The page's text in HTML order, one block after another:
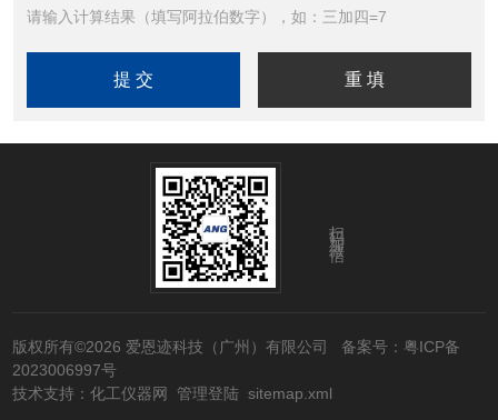
请输入计算结果（填写阿拉伯数字），如：三加四=7
扫码加微信
版权所有©2026 爱恩迹科技（广州）有限公司 备案号：粤ICP备
2023006997号
技术支持：化工仪器网 管理登陆 sitemap.xml